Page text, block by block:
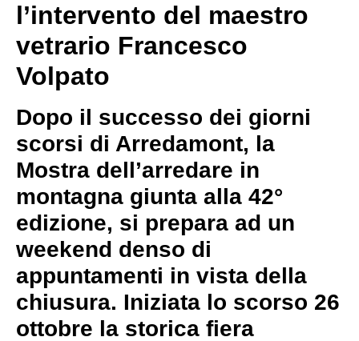
l’intervento del maestro
vetrario Francesco
Volpato
Dopo il successo dei giorni
scorsi di Arredamont, la
Mostra dell’arredare in
montagna giunta alla 42°
edizione, si prepara ad un
weekend denso di
appuntamenti in vista della
chiusura. Iniziata lo scorso 26
ottobre la storica fiera